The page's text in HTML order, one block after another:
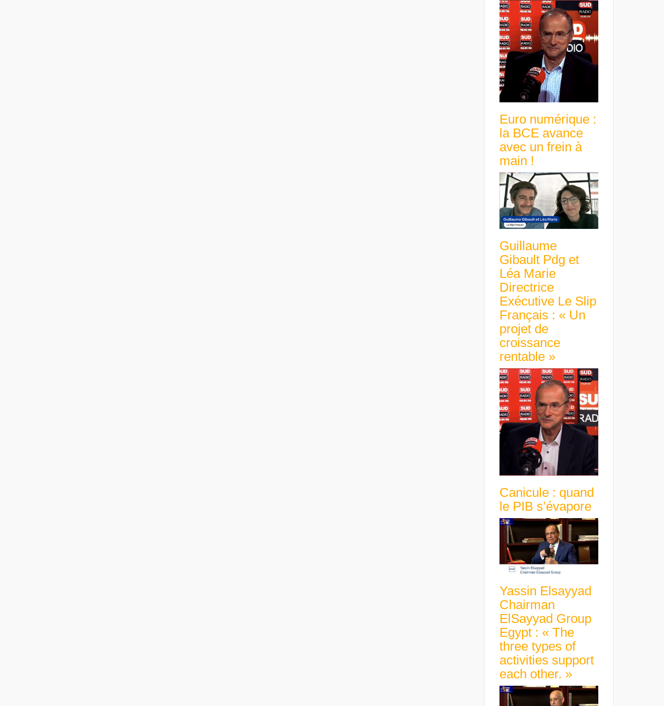
Euro numérique :
la BCE avance
avec un frein à
main !
Guillaume
Gibault Pdg et
Léa Marie
Directrice
Exécutive Le Slip
Français : « Un
projet de
croissance
rentable »
Canicule : quand
le PIB s’évapore
Yassin Elsayyad
Chairman
ElSayyad Group
Egypt : « The
three types of
activities support
each other. »